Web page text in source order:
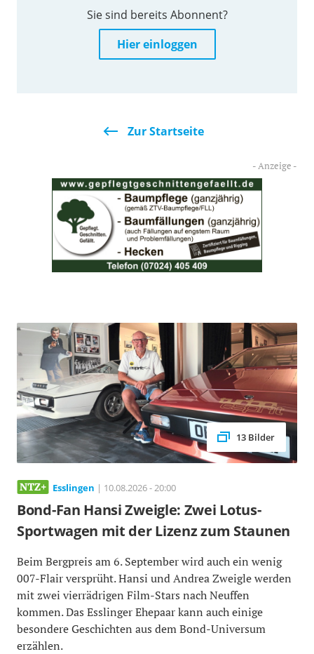
Sie sind bereits Abonnent?
Hier einloggen
Zur Startseite
13 Bilder
Esslingen | 10.08.2026 - 20:00
Bond-Fan Hansi Zweigle: Zwei Lotus-
Sportwagen mit der Lizenz zum Staunen
Beim Bergpreis am 6. September wird auch ein wenig
007-Flair versprüht. Hansi und Andrea Zweigle werden
mit zwei vierrädrigen Film-Stars nach Neuffen
kommen. Das Esslinger Ehepaar kann auch einige
besondere Geschichten aus dem Bond-Universum
erzählen.